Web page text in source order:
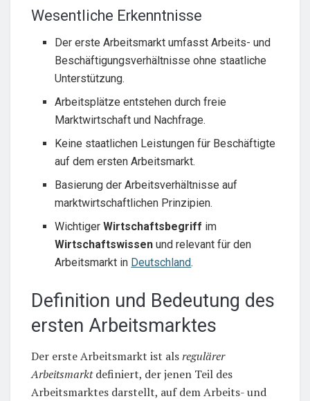
Wesentliche Erkenntnisse
Der erste Arbeitsmarkt umfasst Arbeits- und
Beschäftigungsverhältnisse ohne staatliche
Unterstützung.
Arbeitsplätze entstehen durch freie
Marktwirtschaft und Nachfrage.
Keine staatlichen Leistungen für Beschäftigte
auf dem ersten Arbeitsmarkt.
Basierung der Arbeitsverhältnisse auf
marktwirtschaftlichen Prinzipien.
WichtigerWirtschaftsbegriff im
Wirtschaftswissen und relevant für den
Arbeitsmarkt in Deutschland.
Definition und Bedeutung des
ersten Arbeitsmarktes
Der erste Arbeitsmarkt ist alsregulärer
Arbeitsmarktdefiniert, der jenen Teil des
Arbeitsmarktes darstellt, auf dem Arbeits- und